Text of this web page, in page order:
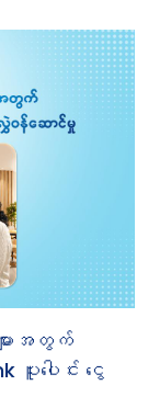
ားအတွက်
းပေါင်း ငွေ